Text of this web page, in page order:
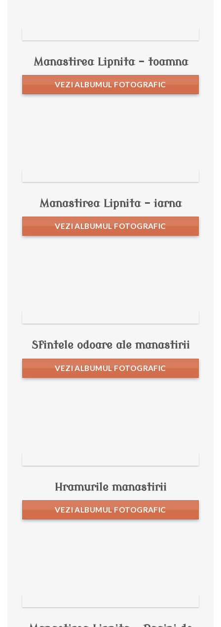
Manastirea Lipnita – toamna
VEZI ALBUMUL FOTOGRAFIC
Manastirea Lipnita – iarna
VEZI ALBUMUL FOTOGRAFIC
Sfintele odoare ale manastirii
VEZI ALBUMUL FOTOGRAFIC
Hramurile manastirii
VEZI ALBUMUL FOTOGRAFIC